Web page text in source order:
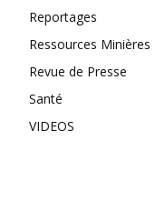
Reportages
Ressources Minières
Revue de Presse
Santé
VIDEOS